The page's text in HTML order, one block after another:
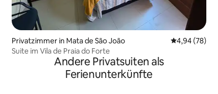
Privatzimmer in Mata de São João
4,94 (78)
Suite im Vila de Praia do Forte
Andere Privatsuiten als
Ferienunterkünfte